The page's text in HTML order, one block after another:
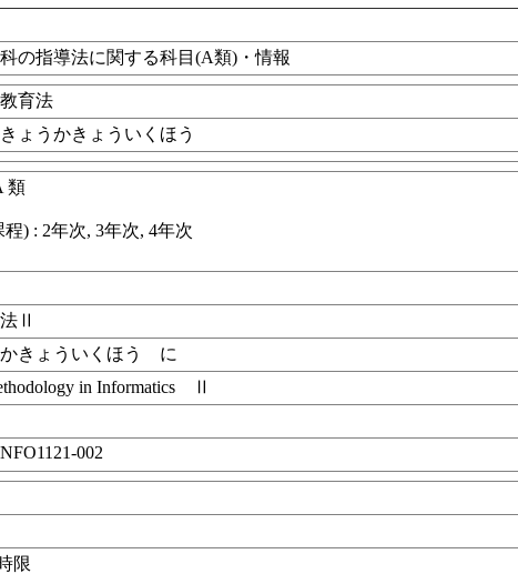
の指導法に関する科目(A類)・情報
育法
ょうかきょういくほう
類
) : 2年次, 3年次, 4年次
Ⅱ
かきょういくほう に
in Informatics Ⅱ
002
目
限